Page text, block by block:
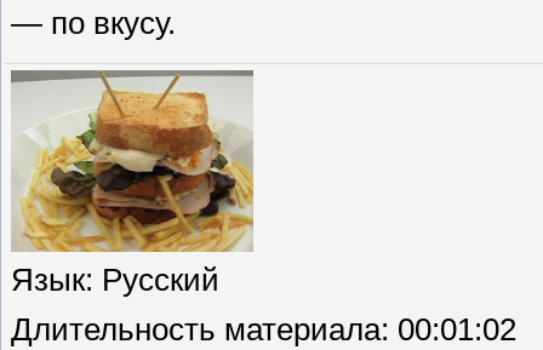
— по вкусу.
Язык: Русский
Длительность материала: 00:01:02